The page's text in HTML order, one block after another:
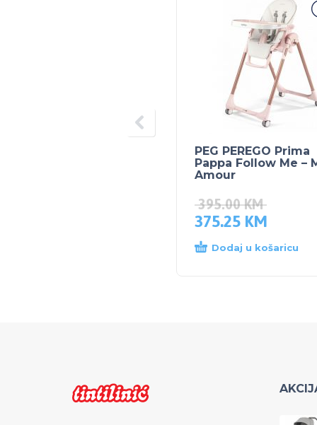
PEG PEREGO Prima
Pappa Follow Me –
Amour
395.00KM
375.25 KM
Dodaj u košaricu